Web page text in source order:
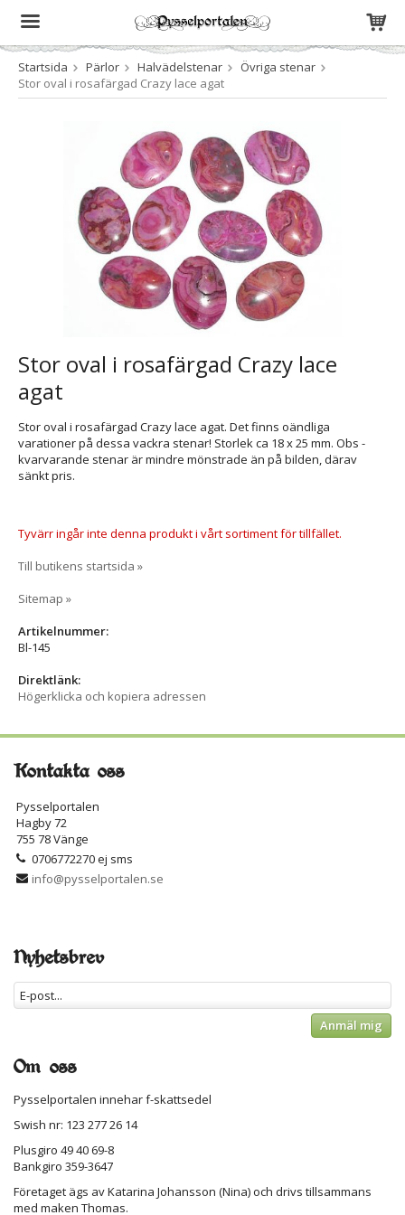
Produkten har blivit tillagd i varukorgen
Startsida Pärlor Halvädelstenar
Övriga stenar
Stor oval i rosafärgad Crazy lace agat
Stor oval i rosafärgad Crazy lace
agat
Stor oval i rosafärgad Crazy lace agat. Det finns oändliga
varationer på dessa vackra stenar! Storlek ca 18 x 25 mm. Obs -
kvarvarande stenar är mindre mönstrade än på bilden, därav
sänkt pris.
Tyvärr ingår inte denna produkt i vårt sortiment för tillfället.
Till butikens startsida »
Sitemap »
Artikelnummer:
Bl-145
Direktlänk:
Högerklicka och kopiera adressen
Kontakta oss
Pysselportalen
Hagby 72
755 78 Vänge
0706772270 ej sms
info@pysselportalen.se
Nyhetsbrev
Anmäl mig
Om oss
Pysselportalen innehar f-skattsedel
Swish nr: 123 277 26 14
Plusgiro 49 40 69-8
Bankgiro 359-3647
Företaget ägs av Katarina Johansson (Nina) och drivs tillsammans
med maken Thomas.